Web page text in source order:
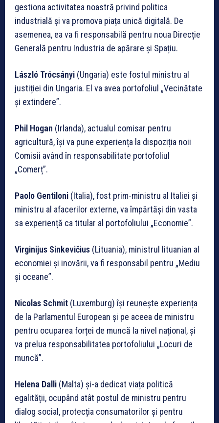
gestiona activitatea noastră privind politica
industrială și va promova piața unică digitală. De
asemenea, ea va fi responsabilă pentru noua Direcție
Generală pentru Industria de apărare și Spațiu.
László Trócsányi (Ungaria) este fostul ministru al
justiției din Ungaria. El va avea portofoliul „Vecinătate
și extindere”.
Phil Hogan (Irlanda), actualul comisar pentru
agricultură, își va pune experiența la dispoziția noii
Comisii având în responsabilitate portofoliul
„Comerț”.
Paolo Gentiloni (Italia), fost prim-ministru al Italiei și
ministru al afacerilor externe, va împărtăși din vasta
sa experiență ca titular al portofoliului „Economie”.
Virginijus Sinkevičius (Lituania), ministrul lituanian al
economiei și inovării, va fi responsabil pentru „Mediu
și oceane”.
Nicolas Schmit (Luxemburg) își reunește experiența
de la Parlamentul European și pe aceea de ministru
pentru ocuparea forței de muncă la nivel național, și
va prelua responsabilitatea portofoliului „Locuri de
muncă”.
Helena Dalli (Malta) și-a dedicat viața politică
egalității, ocupând atât postul de ministru pentru
dialog social, protecția consumatorilor și pentru